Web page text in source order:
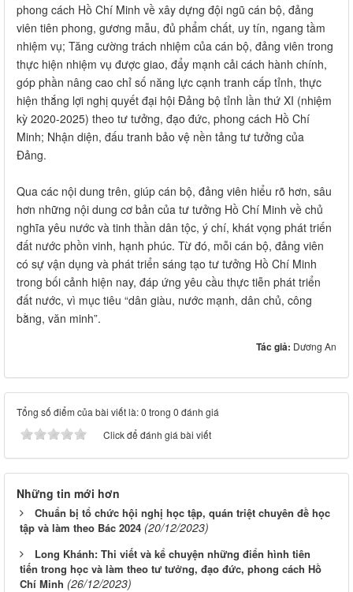
phong cách Hồ Chí Minh về xây dựng đội ngũ cán bộ, đảng
viên tiên phong, gương mẫu, đủ phẩm chất, uy tín, ngang tầm
nhiệm vụ; Tăng cường trách nhiệm của cán bộ, đảng viên trong
thực hiện nhiệm vụ được giao, đẩy mạnh cải cách hành chính,
góp phần nâng cao chỉ số năng lực cạnh tranh cấp tỉnh, thực
hiện thắng lợi nghị quyết đại hội Đảng bộ tỉnh lần thứ XI (nhiệm
kỳ 2020-2025) theo tư tưởng, đạo đức, phong cách Hồ Chí
Minh; Nhận diện, đấu tranh bảo vệ nền tảng tư tưởng của
Đảng.
Qua các nội dung trên, giúp cán bộ, đảng viên hiểu rõ hơn, sâu
hơn những nội dung cơ bản của tư tưởng Hồ Chí Minh về chủ
nghĩa yêu nước và tinh thần dân tộc, ý chí, khát vọng phát triến
đất nước phồn vinh, hạnh phúc. Từ đó, mỗi cán bộ, đảng viên
có sự vận dụng và phát triển sáng tạo tư tưởng Hồ Chí Minh
trong bối cảnh hiện nay, đáp ứng yêu cầu thực tiễn phát triển
đất nước, vì mục tiêu “dân giàu, nước mạnh, dân chủ, công
bằng, văn minh”.
Tác giả: Dương An
Tổng số điểm của bài viết là: 0 trong 0 đánh giá
Click để đánh giá bài viết
Những tin mới hơn
Chuẩn bị tổ chức hội nghị học tập, quán triệt chuyên đề học
tập và làm theo Bác 2024 (20/12/2023)
Long Khánh: Thi viết và kể chuyện những điển hình tiên
tiến trong học và làm theo tư tưởng, đạo đức, phong cách Hồ
Chí Minh (26/12/2023)